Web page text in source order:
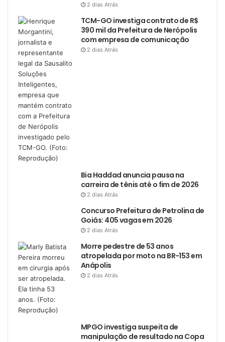
2 dias Atrás
TCM-GO investiga contrato de R$
390 mil da Prefeitura de Nerópolis
com empresa de comunicação
2 dias Atrás
Bia Haddad anuncia pausa na
carreira de tênis até o fim de 2026
2 dias Atrás
Concurso Prefeitura de Petrolina de
Goiás: 405 vagas em 2026
2 dias Atrás
Morre pedestre de 53 anos
atropelada por moto na BR-153 em
Anápolis
2 dias Atrás
MPGO investiga suspeita de
manipulação de resultado na Copa